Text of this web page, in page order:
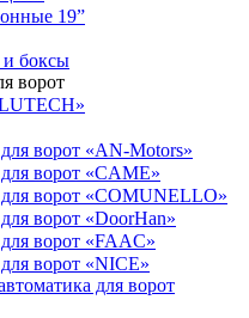
19”
боксы
ворот
ворот «AN-Motors»
ворот «CAME»
ворот «COMUNELLO»
ворот «DoorHan»
ворот «FAAC»
ворот «NICE»
для ворот